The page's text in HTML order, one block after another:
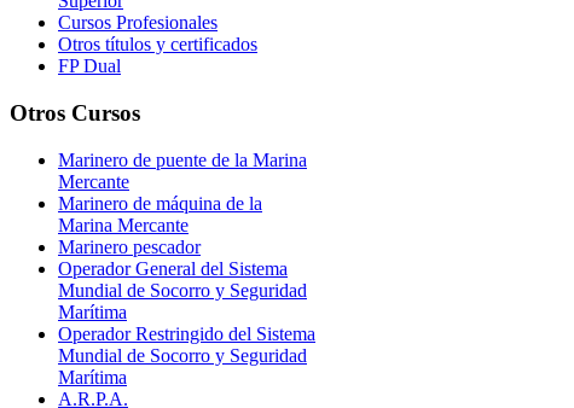
Cursos Profesionales
Otros títulos y certificados
FP Dual
Otros Cursos
Marinero de puente de la Marina
Mercante
Marinero de máquina de la
Marina Mercante
Marinero pescador
Operador General del Sistema
Mundial de Socorro y Seguridad
Marítima
Operador Restringido del Sistema
Mundial de Socorro y Seguridad
Marítima
A.R.P.A.